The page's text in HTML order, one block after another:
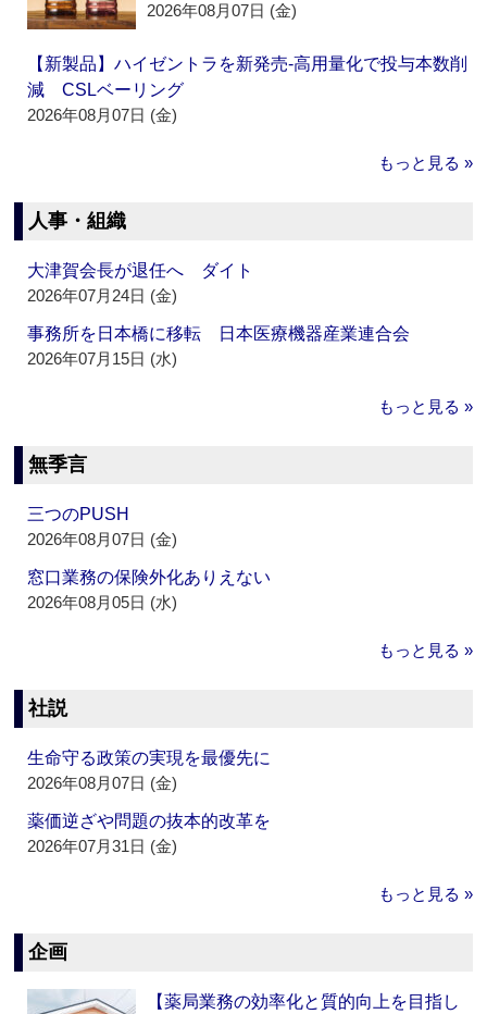
2026年08月07日 (金)
【新製品】ハイゼントラを新発売‐高用量化で投与本数削
減 CSLベーリング
2026年08月07日 (金)
もっと見る »
人事・組織
大津賀会長が退任へ ダイト
2026年07月24日 (金)
事務所を日本橋に移転 日本医療機器産業連合会
2026年07月15日 (水)
もっと見る »
無季言
三つのPUSH
2026年08月07日 (金)
窓口業務の保険外化ありえない
2026年08月05日 (水)
もっと見る »
社説
生命守る政策の実現を最優先に
2026年08月07日 (金)
薬価逆ざや問題の抜本的改革を
2026年07月31日 (金)
もっと見る »
企画
【薬局業務の効率化と質的向上を目指し